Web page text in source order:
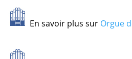
En savoir plus sur Orgue